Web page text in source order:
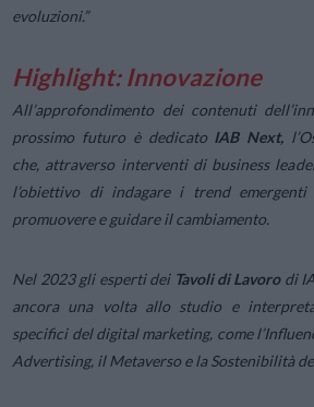
evoluzioni.”
Highlight: Innovazione
All’approfondimento dei contenuti
prossimo futuro è dedicato IAB Next,
che, attraverso interventi di business
l’obiettivo di indagare i trend
promuovere e guidare il cambiamento.
Nel 2023 gli esperti dei Tavoli di Lavorodi
ancora una volta allo studio e
specifici del digital marketing, come
Advertising, il Metaverso e la Sostenibilità